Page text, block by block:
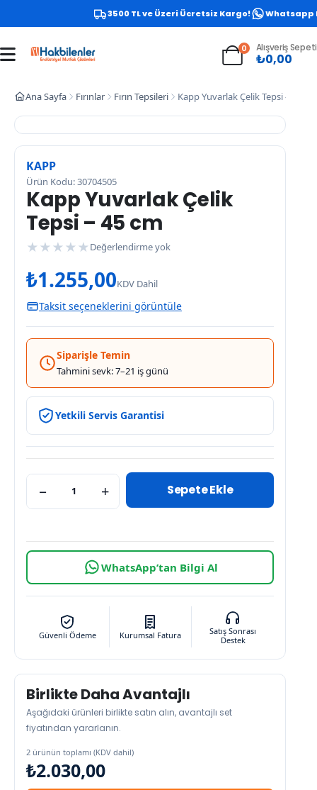
3500 TL ve Üzeri Ücretsiz Kargo! Whatsapp
0 Alışveriş Sepeti
₺0,00
Ana Sayfa Fırınlar Fırın Tepsileri Kapp Yuvarlak Çelik Tepsi – 45 cm
KAPP
Ürün Kodu: 30704505
Kapp Yuvarlak Çelik
Tepsi – 45 cm
★ ★ ★ ★ ★ Değerlendirme yok
₺1.255,00KDV Dahil
Taksit seçeneklerini görüntüle
Siparişle Temin
Tahmini sevk: 7–21 iş günü
Yetkili Servis Garantisi
− + Sepete Ekle
WhatsApp’tan Bilgi Al
Güvenli Ödeme Kurumsal Fatura
Satış Sonrası
Destek
Birlikte Daha Avantajlı
Aşağıdaki ürünleri birlikte satın alın, avantajlı set
fiyatından yararlanın.
2 ürünün toplamı (KDV dahil)
₺2.030,00